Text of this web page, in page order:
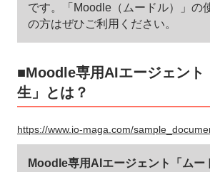
です。「Moodle（ムードル）」の
の方はぜひご利用ください。
■Moodle専用AIエージェント
生」とは？
https://www.io-maga.com/
Moodle専用AIエージェント「ムー